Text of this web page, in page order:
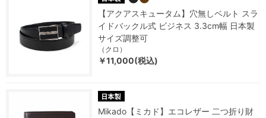
【アクアスキュータム】穴無しベルト スラ
イドバックル式 ビジネス 3.3cm幅 日本製
サイズ調整可
（クロ）
￥11,000(税込)
Mikado【ミカド】エコレザー 二つ折り財